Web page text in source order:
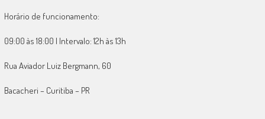
Horário de funcionamento:
09:00 às 18:00 | Intervalo: 12h às 13h
Rua Aviador Luiz Bergmann, 60
Bacacheri – Curitiba – PR